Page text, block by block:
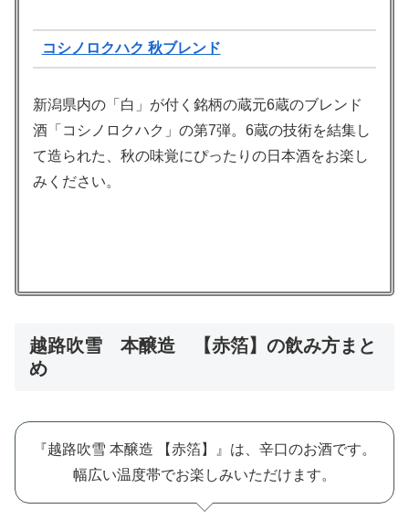
コシノロクハク 秋ブレンド
新潟県内の「白」が付く銘柄の蔵元6蔵のブレンド
酒「コシノロクハク」の第7弾。6蔵の技術を結集し
て造られた、秋の味覚にぴったりの日本酒をお楽し
みください。
越路吹雪 本醸造 【赤箔】の飲み方まと
め
『越路吹雪 本醸造 【赤箔】』は、辛口のお酒です。
幅広い温度帯でお楽しみいただけます。